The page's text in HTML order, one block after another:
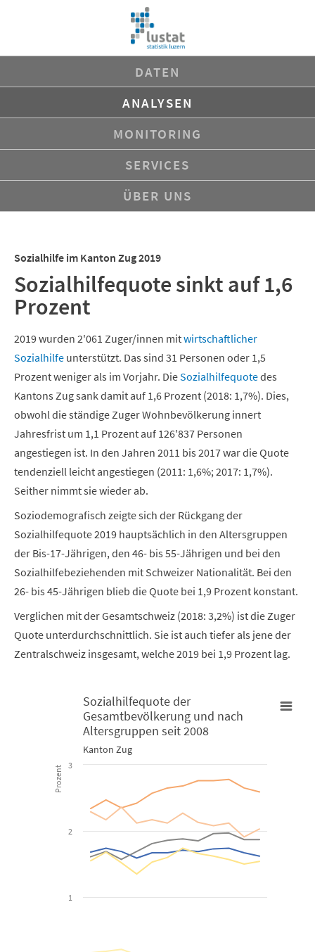
DATEN
ANALYSEN
MONITORING
SERVICES
ÜBER UNS
Sozialhilfe im Kanton Zug 2019
Sozialhilfequote sinkt auf 1,6
Prozent
2019 wurden 2'061 Zuger/innen mitwirtschaftlicher
Sozialhilfe unterstützt. Das sind 31 Personen oder 1,5
Prozent weniger als im Vorjahr. DieSozialhilfequotedes
Kantons Zug sank damit auf 1,6 Prozent (2018: 1,7%). Dies,
obwohl die ständige Zuger Wohnbevölkerung innert
Jahresfrist um 1,1 Prozent auf 126'837 Personen
angestiegen ist. In den Jahren 2011 bis 2017 war die Quote
tendenziell leicht angestiegen (2011: 1,6%; 2017: 1,7%).
Seither nimmt sie wieder ab.
Soziodemografisch zeigte sich der Rückgang der
Sozialhilfequote 2019 hauptsächlich in den Altersgruppen
der Bis-17-Jährigen, den 46- bis 55-Jährigen und bei den
Sozialhilfebeziehenden mit Schweizer Nationalität. Bei den
26- bis 45-Jährigen blieb die Quote bei 1,9 Prozent konstant.
Verglichen mit der Gesamtschweiz (2018: 3,2%) ist die Zuger
Quote unterdurchschnittlich. Sie ist auch tiefer als jene der
Zentralschweiz insgesamt, welche 2019 bei 1,9 Prozent lag.
Sozialhilfequote der Gesamtbevölkerung und nach
Line chart with 6 lines.
Kanton Zug
View as data table, Sozialhilfequote der
The chart has 1 X axis displaying categories.
The chart has 1 Y axis displaying Prozent. Data ranges from 0.08
Prozent
Sozialhilfequote der
Gesamtbevölkerung und nach
Altersgruppen seit 2008
Kanton Zug
1
2
3